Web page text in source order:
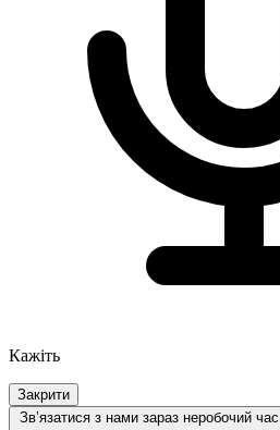
Кажіть
Закрити
Звʼязатися з нами зараз неробочий